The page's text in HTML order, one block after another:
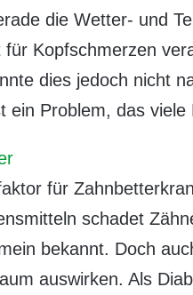
die Wetter- und
für Kopfschmerzen
dies jedoch nicht
ein Problem, das
für
schadet
bekannt. Doch
auswirken. Als